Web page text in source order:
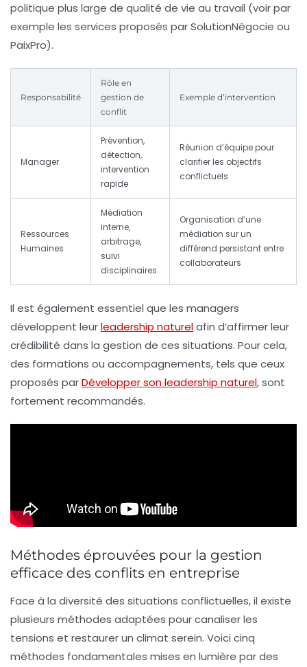
politique plus large de qualité de vie au travail (voir par
exemple les services proposés par SolutionNégocie ou
PaixPro).
Responsabilité
Rôle en
gestion de
conflit
Exemple d’intervention
Manager
Prévention,
détection,
intervention
rapide
Réunion d’équipe pour
clarifier les objectifs
conflictuels
Ressources
Humaines
Médiation
interne,
arbitrage,
suivi
disciplinaires
Organisation d’une
médiation sur un
différend persistant entre
collaborateurs
Il est également essentiel que les managers
développent leurleadership naturelafin d’affirmer leur
crédibilité dans la gestion de ces situations. Pour cela,
des formations ou accompagnements, tels que ceux
proposés parDévelopper son leadership naturel, sont
fortement recommandés.
Méthodes éprouvées pour la gestion
efficace des conflits en entreprise
Face à la diversité des situations conflictuelles, il existe
plusieurs méthodes adaptées pour canaliser les
tensions et restaurer un climat serein. Voici cinq
méthodes fondamentales mises en lumière par des